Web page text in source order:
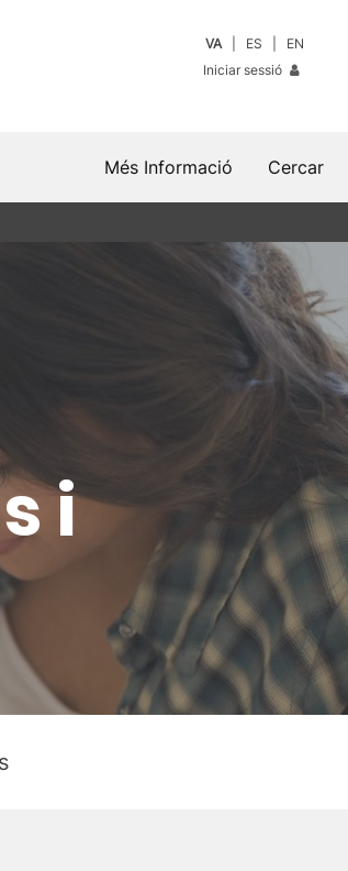
VA ES
EN
Iniciar sessió
Cercar
Més Informació
i